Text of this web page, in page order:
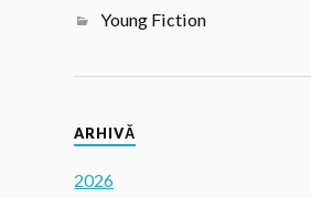
Young Fiction
ARHIVĂ
2026